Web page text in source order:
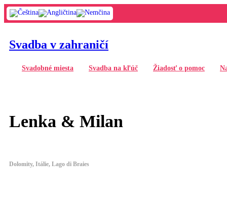
Svadba v zahraničí
Svadobné miesta Svadba na kľúč Žiadosť o pomoc
Lenka & Milan
Dolomity, Itálie, Lago di Braies